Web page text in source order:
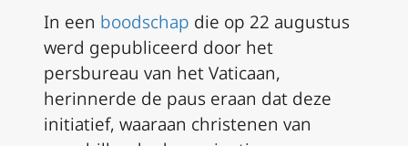
In een boodschap die op 22 augustus
werd gepubliceerd door het
persbureau van het Vaticaan,
herinnerde de paus eraan dat deze
initiatief, waaraan christenen van